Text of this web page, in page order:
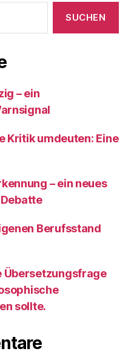
– ein
Kritik umdeuten: Eine
– ein neues
Berufsstand
Übersetzungsfrage
sollte.